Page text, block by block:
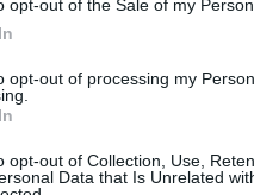
opt-out of the Sale of my
opt-out of processing my
opt-out of Collection, Use,
Data that Is Unrelated
για την επίσημη έναρξη